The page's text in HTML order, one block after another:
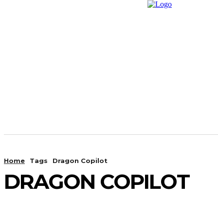
Home Tags Dragon Copilot
DRAGON COPILOT